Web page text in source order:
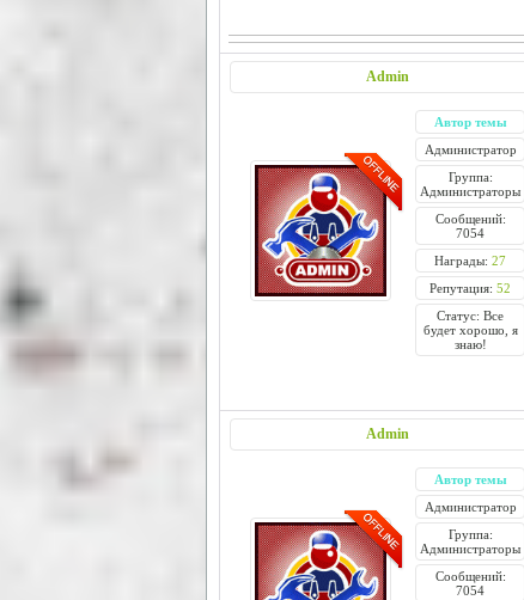
Admin
Автор темы
Администратор
Группа:
Администраторы
Сообщений:
7054
Награды: 27
Репутация: 52
Статус: Все
будет хорошо, я
знаю!
Admin
Автор темы
Администратор
Группа:
Администраторы
Сообщений:
7054